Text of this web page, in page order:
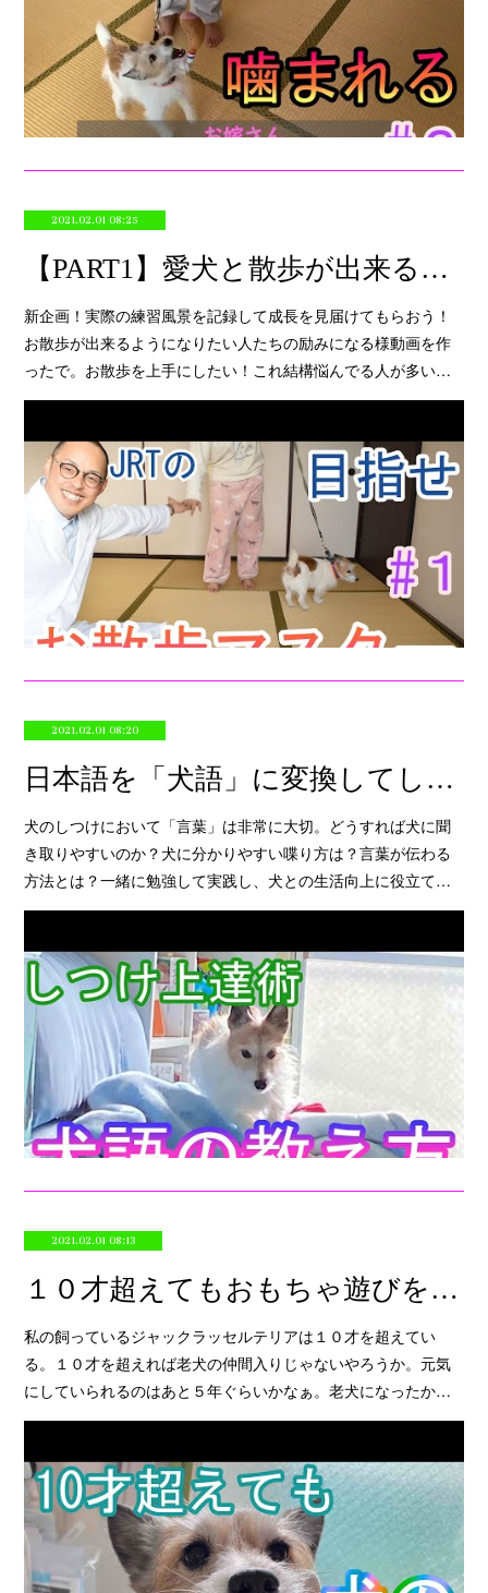
2021.02.01 08:25
【PART1】愛犬と散歩が出来るようにしたい！【実演】
新企画！実際の練習風景を記録して成長を見届けてもらおう！
お散歩が出来るようになりたい人たちの励みになる様動画を作
ったで。お散歩を上手にしたい！これ結構悩んでる人が多い…
2021.02.01 08:20
日本語を「犬語」に変換してしつけ上達スピードアップを目指す方法！
犬のしつけにおいて「言葉」は非常に大切。どうすれば犬に聞
き取りやすいのか？犬に分かりやすい喋り方は？言葉が伝わる
方法とは？一緒に勉強して実践し、犬との生活向上に役立て…
2021.02.01 08:13
１０才超えてもおもちゃ遊びをする秘訣！視聴者さんからおもちゃをいただき実践
私の飼っているジャックラッセルテリアは１０才を超えてい
る。１０才を超えれば老犬の仲間入りじゃないやろうか。元気
にしていられるのはあと５年ぐらいかなぁ。老犬になったか…